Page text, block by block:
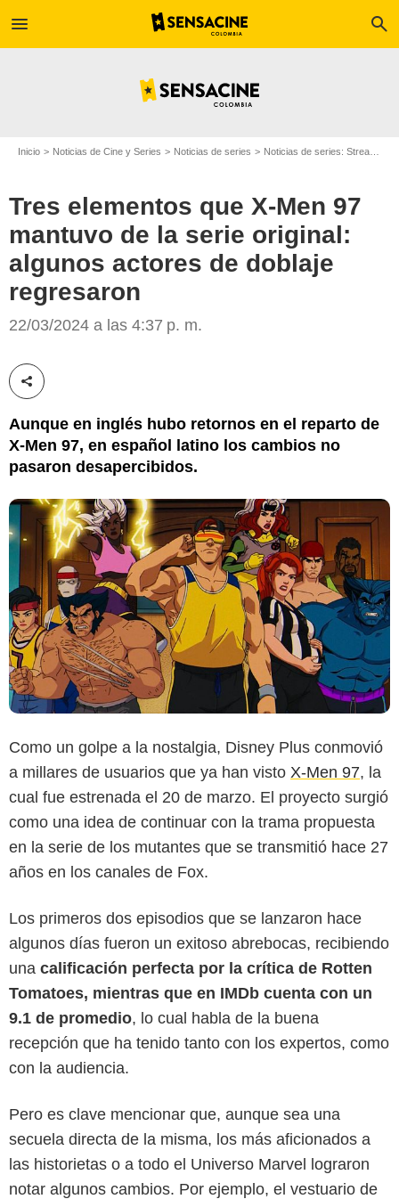
menu search
Inicio Noticias de Cine y Series Noticias de series Noticias de series: Streaming
Tres elementos que X-Men 97
mantuvo de la serie original:
algunos actores de doblaje
regresaron
22/03/2024 a las 4:37 p. m.
Compartir esta noticia
Aunque en inglés hubo retornos en el reparto de
X-Men 97, en español latino los cambios no
pasaron desapercibidos.
Como un golpe a la nostalgia, Disney Plus conmovió
a millares de usuarios que ya han visto X-Men 97, la
cual fue estrenada el 20 de marzo. El proyecto surgió
como una idea de continuar con la trama propuesta
en la serie de los mutantes que se transmitió hace 27
años en los canales de Fox.
Los primeros dos episodios que se lanzaron hace
algunos días fueron un exitoso abrebocas, recibiendo
una calificación perfecta por la crítica de Rotten
Tomatoes, mientras que en IMDb cuenta con un
9.1 de promedio, lo cual habla de la buena
recepción que ha tenido tanto con los expertos, como
con la audiencia.
Pero es clave mencionar que, aunque sea una
secuela directa de la misma, los más aficionados a
las historietas o a todo el Universo Marvel lograron
notar algunos cambios. Por ejemplo, el vestuario de
Disney Plus